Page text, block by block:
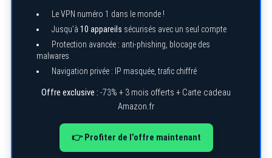
Le VPN numéro 1 dans le monde !
Jusqu’à 10 appareils sécurisés avec un seul compte
Protection avancée : anti-phishing, blocage des
malwares
Navigation privée : IP masquée, trafic chiffré
Offre exclusive : -73% + 3 mois offerts + Carte cadeau
Amazon.fr
👉 Profiter de l’offre maintenant
r